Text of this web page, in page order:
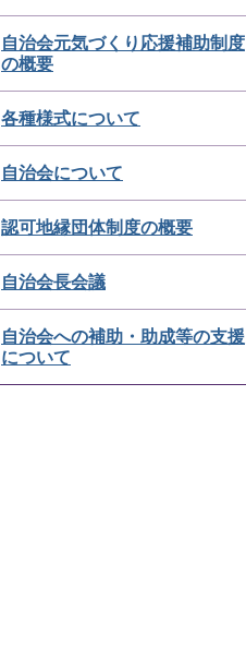
自治会元気づくり応援補助制度
の概要
各種様式について
自治会について
認可地縁団体制度の概要
自治会長会議
自治会への補助・助成等の支援
について